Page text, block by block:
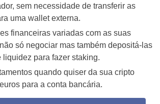
sem necessidade de transferir as
uma wallet externa.
financeiras variadas com as suas
só negociar mas também depositá-las
liquidez para fazer staking.
quando quiser da sua cripto
para a conta bancária.